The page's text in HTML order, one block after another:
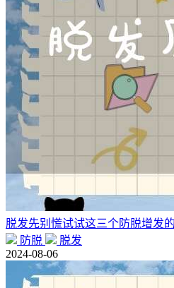
脱发先别慌试试这三个防脱增发
防脱
脱发
2024-08-06